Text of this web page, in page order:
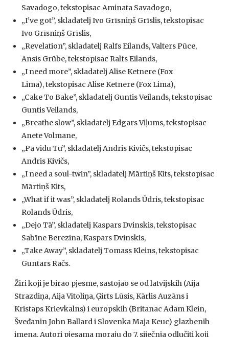
Savadogo, tekstopisac Aminata Savadogo,
„I’ve got”, skladatelj Ivo Grīsniņš Grīslis, tekstopisac
Ivo Grīsniņš Grīslis,
„Revelation”, skladatelj Ralfs Eilands, Valters Pūce,
Ansis Grūbe, tekstopisac Ralfs Eilands,
„I need more”, skladatelj Alise Ketnere (Fox
Lima), tekstopisac Alise Ketnere (Fox Lima),
„Cake To Bake”, skladatelj Guntis Veilands, tekstopisac
Guntis Veilands,
„Breathe slow”, skladatelj Edgars Viļums, tekstopisac
Anete Volmane,
„Pa vidu Tu”, skladatelj Andris Kivičs, tekstopisac
Andris Kivičs,
„I need a soul-twin”, skladatelj Mārtiņš Kits, tekstopisac
Mārtiņš Kits,
„What if it was”, skladatelj Rolands Ūdris, tekstopisac
Rolands Ūdris,
„Dejo Tā”, skladatelj Kaspars Dvinskis, tekstopisac
Sabīne Berezina, Kaspars Dvinskis,
„Take Away”, skladatelj Tomass Kleins, tekstopisac
Guntars Račs.
Žiri koji je birao pjesme, sastojao se od latvijskih (Aija
Strazdiņa, Aija Vītoliņa, Ģirts Lūsis, Kārlis Auzāns i
Kristaps Krievkalns) i europskih (Britanac Adam Klein,
Šveđanin John Ballard i Slovenka Maja Keuc) glazbenih
imena. Autori pjesama moraju do 7. siječnja odlučiti koji